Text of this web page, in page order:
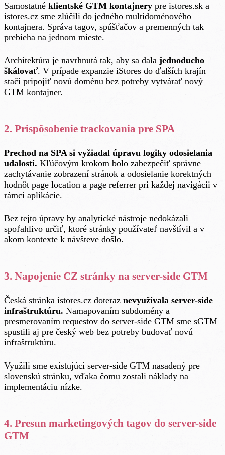
Samostatné klientské GTM kontajnery pre istores.sk a
istores.cz sme zlúčili do jedného multidoménového
kontajnera. Správa tagov, spúšťačov a premenných tak
prebieha na jednom mieste.
Architektúra je navrhnutá tak, aby sa dala jednoducho
škálovať. V prípade expanzie iStores do ďalších krajín
stačí pripojiť novú doménu bez potreby vytvárať nový
GTM kontajner.
2. Prispôsobenie trackovania pre SPA
Prechod na SPA si vyžiadal úpravu logiky odosielania
udalostí. Kľúčovým krokom bolo zabezpečiť správne
zachytávanie zobrazení stránok a odosielanie korektných
hodnôt page location a page referrer pri každej navigácii v
rámci aplikácie.
Bez tejto úpravy by analytické nástroje nedokázali
spoľahlivo určiť, ktoré stránky používateľ navštívil a v
akom kontexte k návšteve došlo.
3. Napojenie CZ stránky na server-side GTM
Česká stránka istores.cz doteraz nevyužívala server-side
infraštruktúru. Namapovaním subdomény a
presmerovaním requestov do server-side GTM sme sGTM
spustili aj pre český web bez potreby budovať novú
infraštruktúru.
Využili sme existujúci server-side GTM nasadený pre
slovenskú stránku, vďaka čomu zostali náklady na
implementáciu nízke.
4. Presun marketingových tagov do server-side
GTM